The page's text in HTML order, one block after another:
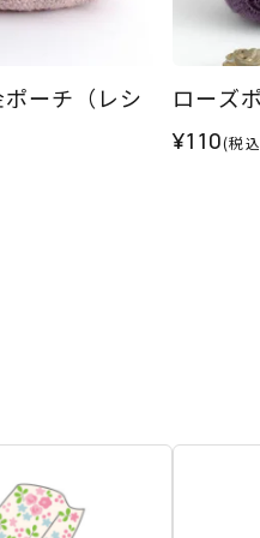
ーチ（レシ
ローズ
¥110(税